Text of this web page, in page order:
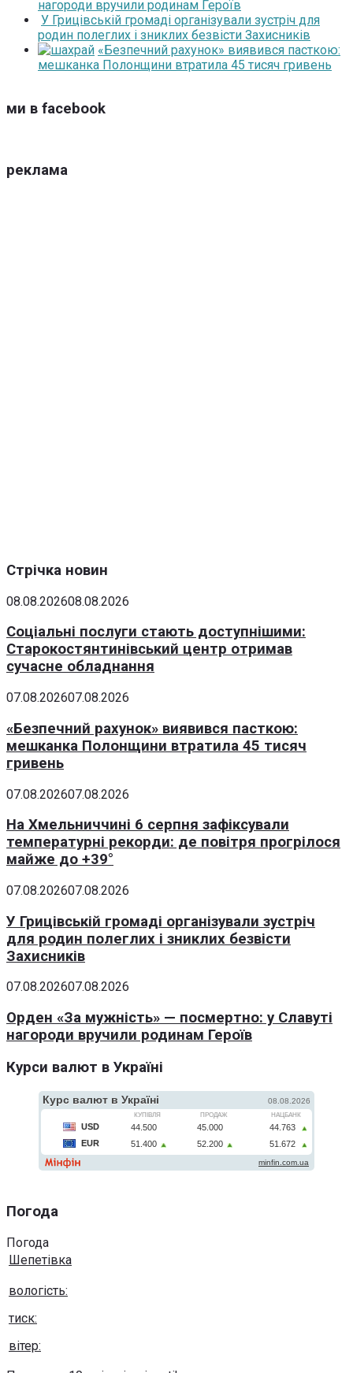
нагороди вручили родинам Героїв
У Грицівській громаді організували зустріч для
родин полеглих і зниклих безвісти Захисників
«Безпечний рахунок» виявився пасткою:
мешканка Полонщини втратила 45 тисяч гривень
ми в facebook
реклама
Стрічка новин
08.08.202608.08.2026
Соціальні послуги стають доступнішими:
Старокостянтинівський центр отримав
сучасне обладнання
07.08.202607.08.2026
«Безпечний рахунок» виявився пасткою:
мешканка Полонщини втратила 45 тисяч
гривень
07.08.202607.08.2026
На Хмельниччині 6 серпня зафіксували
температурні рекорди: де повітря прогрілося
майже до +39°
07.08.202607.08.2026
У Грицівській громаді організували зустріч
для родин полеглих і зниклих безвісти
Захисників
07.08.202607.08.2026
Орден «За мужність» — посмертно: у Славуті
нагороди вручили родинам Героїв
Курси валют в Україні
Погода
Погода
Шепетівка
вологість:
тиск:
вітер: